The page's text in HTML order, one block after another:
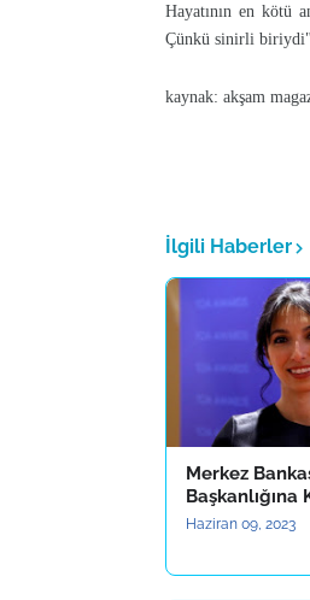
Hayatının en kötü
Çünkü sinirli
kaynak: akşam
İlgili Haberler
Merkez
Başkanlığına
Haziran 09, 2023